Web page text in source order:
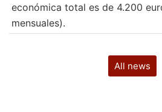
económica total es de 4.200
mensuales).
All news